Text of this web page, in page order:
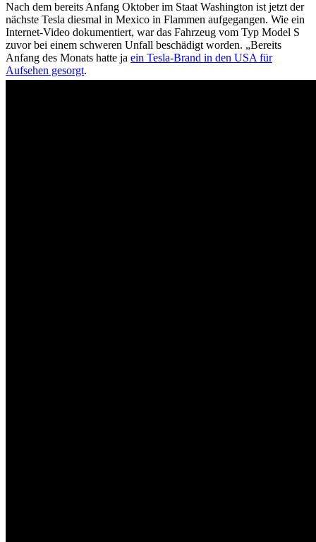
Nach dem bereits Anfang Oktober im Staat Washington ist jetzt der
nächste Tesla diesmal in Mexico in Flammen aufgegangen. Wie ein
Internet-Video dokumentiert, war das Fahrzeug vom Typ Model S
zuvor bei einem schweren Unfall beschädigt worden. „Bereits
Anfang des Monats hatte ja ein Tesla-Brand in den USA für
Aufsehen gesorgt.